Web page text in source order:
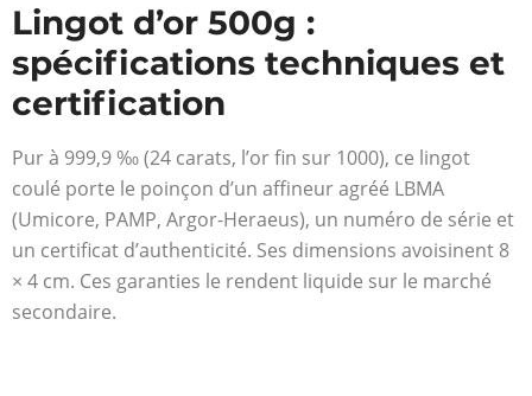
Lingot d’or 500g :
spécifications techniques et
certification
Pur à 999,9 ‰ (24 carats, l’or fin sur 1000), ce lingot
coulé porte le poinçon d’un affineur agréé LBMA
(Umicore, PAMP, Argor-Heraeus), un numéro de série et
un certificat d’authenticité. Ses dimensions avoisinent 8
× 4 cm. Ces garanties le rendent liquide sur le marché
secondaire.